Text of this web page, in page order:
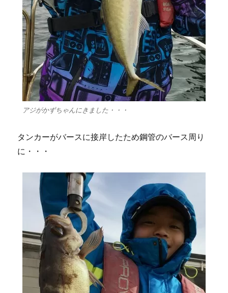
アジがかずちゃんにきました・・・
タンカーがバースに接岸したため鋼管のバース周り
に・・・